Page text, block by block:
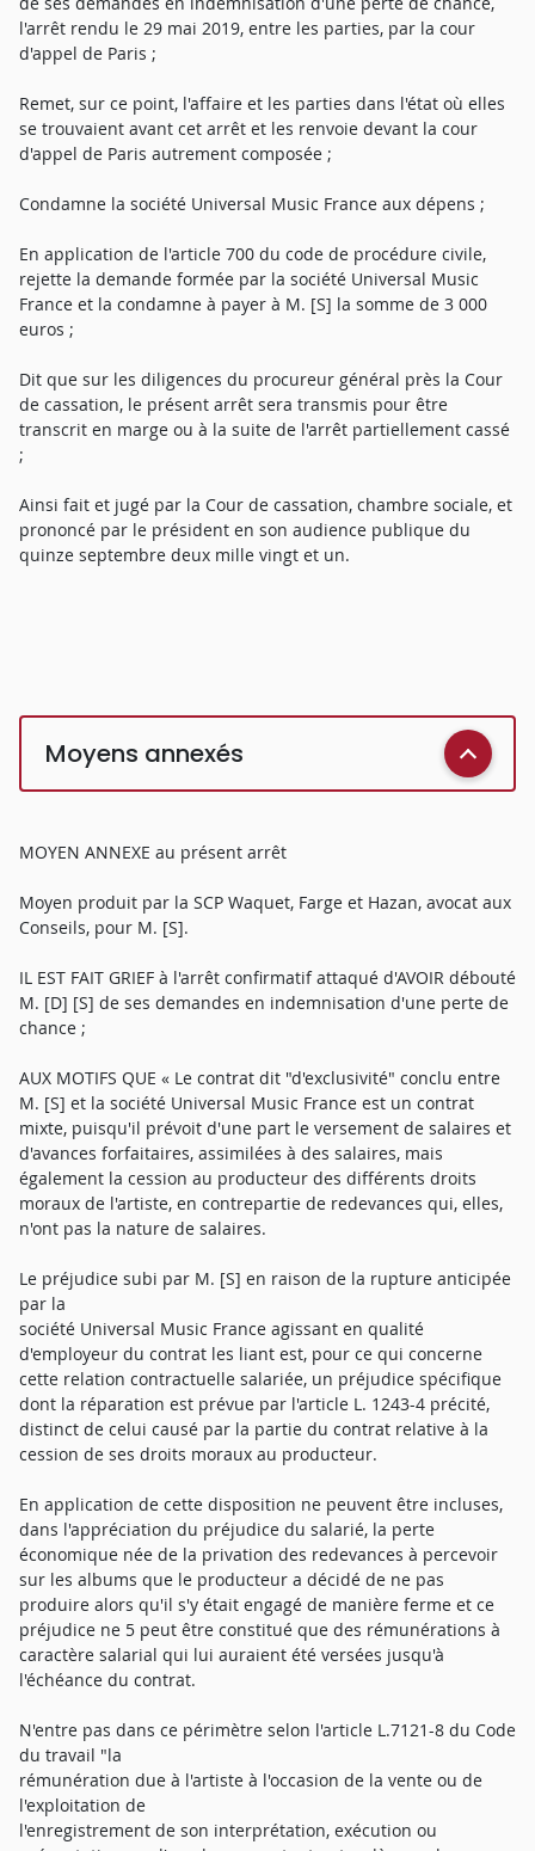
l'arrêt rendu le 29 mai 2019, entre les parties, par la cour
d'appel de Paris ;
Remet, sur ce point, l'affaire et les parties dans l'état où elles
se trouvaient avant cet arrêt et les renvoie devant la cour
d'appel de Paris autrement composée ;
Condamne la société Universal Music France aux dépens ;
En application de l'article 700 du code de procédure civile,
rejette la demande formée par la société Universal Music
France et la condamne à payer à M. [S] la somme de 3 000
euros ;
Dit que sur les diligences du procureur général près la Cour
de cassation, le présent arrêt sera transmis pour être
transcrit en marge ou à la suite de l'arrêt partiellement cassé
;
Ainsi fait et jugé par la Cour de cassation, chambre sociale, et
prononcé par le président en son audience publique du
quinze septembre deux mille vingt et un.
Moyens annexés
MOYEN ANNEXE au présent arrêt
Moyen produit par la SCP Waquet, Farge et Hazan, avocat aux
Conseils, pour M. [S].
IL EST FAIT GRIEF à l'arrêt confirmatif attaqué d'AVOIR débouté
M. [D] [S] de ses demandes en indemnisation d'une perte de
chance ;
AUX MOTIFS QUE « Le contrat dit "d'exclusivité" conclu entre
M. [S] et la société Universal Music France est un contrat
mixte, puisqu'il prévoit d'une part le versement de salaires et
d'avances forfaitaires, assimilées à des salaires, mais
également la cession au producteur des différents droits
moraux de l'artiste, en contrepartie de redevances qui, elles,
n'ont pas la nature de salaires.
Le préjudice subi par M. [S] en raison de la rupture anticipée
par la
société Universal Music France agissant en qualité
d'employeur du contrat les liant est, pour ce qui concerne
cette relation contractuelle salariée, un préjudice spécifique
dont la réparation est prévue par l'article L. 1243-4 précité,
distinct de celui causé par la partie du contrat relative à la
cession de ses droits moraux au producteur.
En application de cette disposition ne peuvent être incluses,
dans l'appréciation du préjudice du salarié, la perte
économique née de la privation des redevances à percevoir
sur les albums que le producteur a décidé de ne pas
produire alors qu'il s'y était engagé de manière ferme et ce
préjudice ne 5 peut être constitué que des rémunérations à
caractère salarial qui lui auraient été versées jusqu'à
l'échéance du contrat.
N'entre pas dans ce périmètre selon l'article L.7121-8 du Code
du travail "la
rémunération due à l'artiste à l'occasion de la vente ou de
l'exploitation de
l'enregistrement de son interprétation, exécution ou